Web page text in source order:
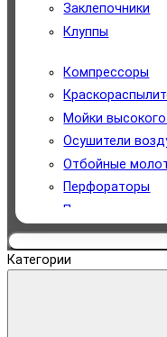
Заклепочники
Клуппы
Компрессоры
Мойки
Осушители
Отбойные
Перфораторы
Прожекторы
Сварочное
Строительные
Автомобильный
Сантехнический
Автомобильные
Категории